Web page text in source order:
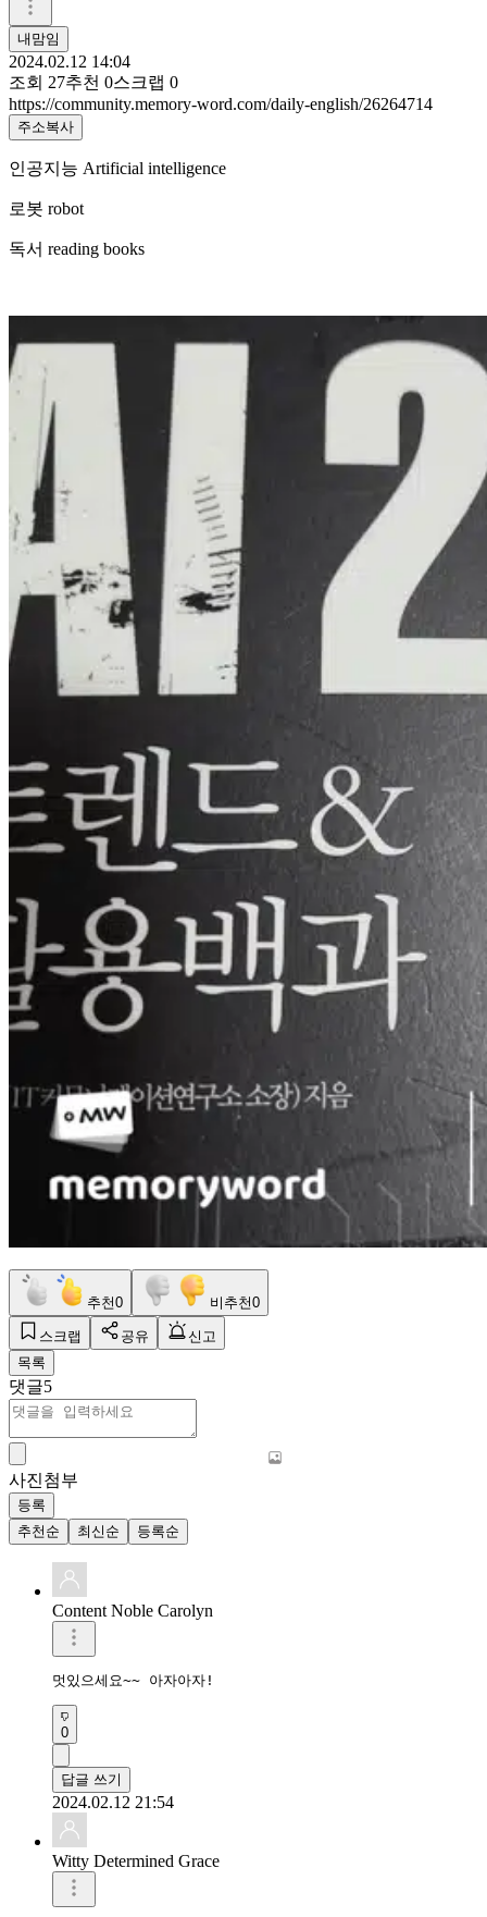
내맘임
2024.02.12 14:04
조회 27추천 0스크랩 0
https://community.memory-word.com/daily-english/26264714
주소복사
인공지능 Artificial intelligence
로봇 robot
독서 reading books
추천0 비추천0
스크랩 공유
신고
목록
댓글5
사진첨부
등록
추천순
최신순 등록순
Content Noble Carolyn
멋있으세요~~ 아자아자!
0
답글 쓰기
2024.02.12 21:54
Witty Determined Grace